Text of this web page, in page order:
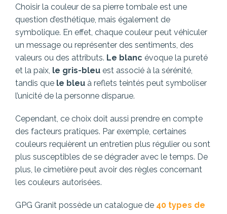
Choisir la couleur de sa pierre tombale est une
question d’esthétique, mais également de
symbolique. En effet, chaque couleur peut véhiculer
un message ou représenter des sentiments, des
valeurs ou des attributs. Le blanc évoque la pureté
et la paix, le gris-bleu est associé à la sérénité,
tandis que le bleu à reflets teintés peut symboliser
l’unicité de la personne disparue.
Cependant, ce choix doit aussi prendre en compte
des facteurs pratiques. Par exemple, certaines
couleurs requièrent un entretien plus régulier ou sont
plus susceptibles de se dégrader avec le temps. De
plus, le cimetière peut avoir des règles concernant
les couleurs autorisées.
GPG Granit possède un catalogue de 40 types de